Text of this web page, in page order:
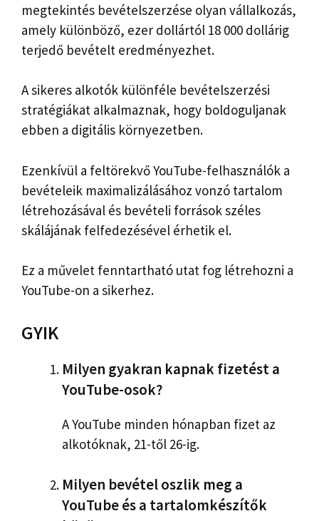
megtekintés bevételszerzése olyan vállalkozás,
amely különböző, ezer dollártól 18 000 dollárig
terjedő bevételt eredményezhet.
A sikeres alkotók különféle bevételszerzési
stratégiákat alkalmaznak, hogy boldoguljanak
ebben a digitális környezetben.
Ezenkívül a feltörekvő YouTube-felhasználók a
bevételeik maximalizálásához vonzó tartalom
létrehozásával és bevételi források széles
skálájának felfedezésével érhetik el.
Ez a művelet fenntartható utat fog létrehozni a
YouTube-on a sikerhez.
GYIK
Milyen gyakran kapnak fizetést a
YouTube-osok?
A YouTube minden hónapban fizet az
alkotóknak, 21-től 26-ig.
Milyen bevétel oszlik meg a
YouTube és a tartalomkészítők